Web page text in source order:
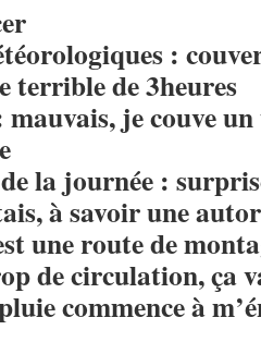
:
terrible de 3heures
mauvais, je couve
la journée :
à savoir une
une route de
de circulation, ça
commence à